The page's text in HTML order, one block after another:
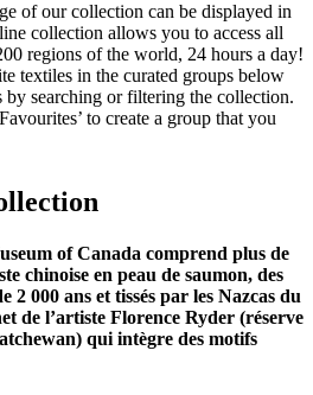
of our collection can be displayed in
collection allows you to access all
regions of the world, 24 hours a day!
textiles in the curated groups below
searching or filtering the collection.
to create a group that you
of Canada comprend plus de
chinoise en peau de saumon, des
2 000 ans et tissés par les Nazcas du
de l’artiste Florence Ryder (réserve
qui intègre des motifs